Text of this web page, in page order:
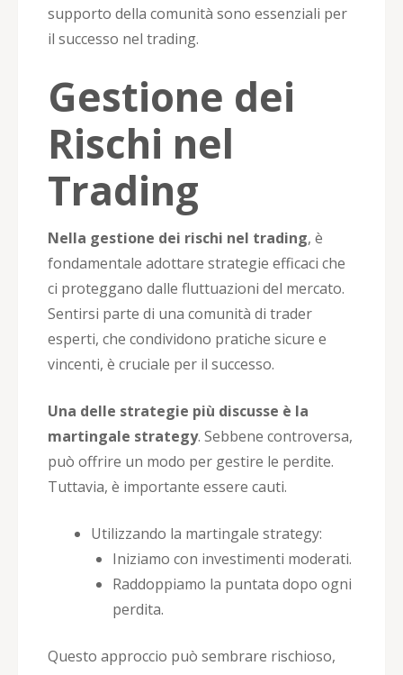
supporto della comunità sono essenziali per
il successo nel trading.
Gestione dei
Rischi nel
Trading
Nella gestione dei rischi nel trading, è
fondamentale adottare strategie efficaci che
ci proteggano dalle fluttuazioni del mercato.
Sentirsi parte di una comunità di trader
esperti, che condividono pratiche sicure e
vincenti, è cruciale per il successo.
Una delle strategie più discusse è la
martingale strategy. Sebbene controversa,
può offrire un modo per gestire le perdite.
Tuttavia, è importante essere cauti.
Utilizzando la martingale strategy:
Iniziamo con investimenti moderati.
Raddoppiamo la puntata dopo ogni
perdita.
Questo approccio può sembrare rischioso,